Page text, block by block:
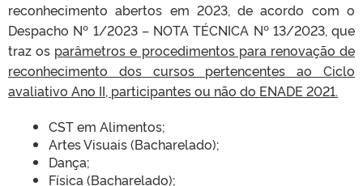
reconhecimento abertos em 2023, de acordo com o
Despacho Nº 1/2023 – NOTA TÉCNICA Nº 13/2023, que
traz os parâmetros e procedimentos para renovação de
reconhecimento dos cursos pertencentes ao Ciclo
avaliativo Ano II, participantes ou não do ENADE 2021.
CST em Alimentos;
Artes Visuais (Bacharelado);
Dança;
Física (Bacharelado);